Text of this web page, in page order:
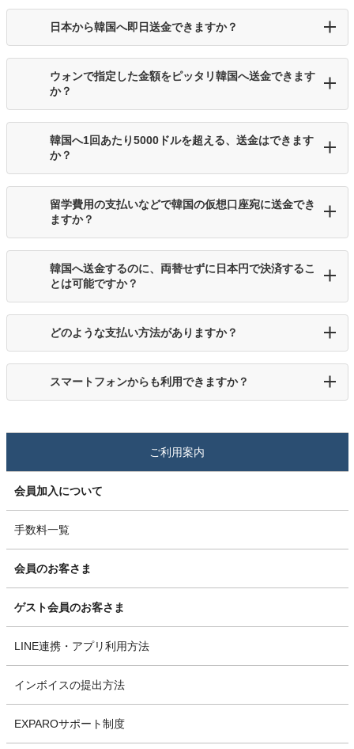
日本から韓国へ即日送金できますか？
ウォンで指定した金額をピッタリ韓国へ送金できます
か？
韓国へ1回あたり5000ドルを超える、送金はできます
か？
留学費用の支払いなどで韓国の仮想口座宛に送金でき
ますか？
韓国へ送金するのに、両替せずに日本円で決済するこ
とは可能ですか？
どのような支払い方法がありますか？
スマートフォンからも利用できますか？
ご利用案内
会員加入について
手数料一覧
会員のお客さま
ゲスト会員のお客さま
LINE連携・アプリ利用方法
インボイスの提出方法
EXPAROサポート制度